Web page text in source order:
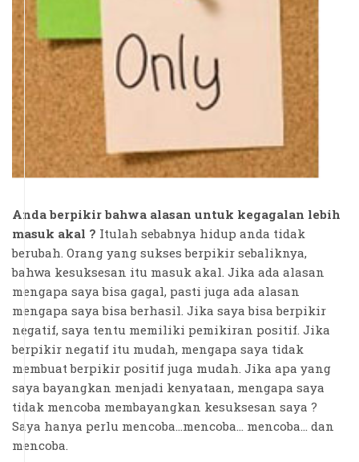
Anda berpikir bahwa alasan untuk kegagalan lebih
masuk akal ? Itulah sebabnya hidup anda tidak
berubah. Orang yang sukses berpikir sebaliknya,
bahwa kesuksesan itu masuk akal. Jika ada alasan
mengapa saya bisa gagal, pasti juga ada alasan
mengapa saya bisa berhasil. Jika saya bisa berpikir
negatif, saya tentu memiliki pemikiran positif. Jika
berpikir negatif itu mudah, mengapa saya tidak
membuat berpikir positif juga mudah. Jika apa yang
saya bayangkan menjadi kenyataan, mengapa saya
tidak mencoba membayangkan kesuksesan saya ?
Saya hanya perlu mencoba...mencoba... mencoba... dan
mencoba.